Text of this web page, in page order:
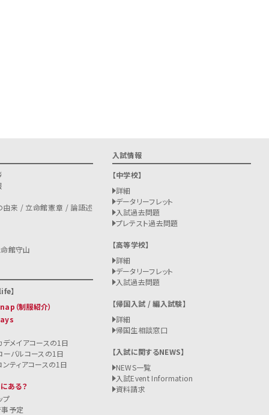
由来 / 立命館憲章 / 論語述
館守山
（制服紹介）
メイアコースの1日
バルコースの1日
ティアコースの1日
ある？
プ
予定
入試情報
中学校
詳細
データリーフレット
入試過去問題
プレテスト過去問題
高等学校
詳細
データリーフレット
入試過去問題
帰国入試 / 編入試験
詳細
帰国生相談窓口
入試に関するNEWS
NEWS一覧
入試Event Information
資料請求